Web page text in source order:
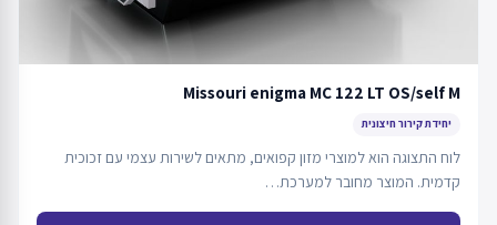
Missouri enigma MC 122 LT OS/self M
יחידת קירור חיצונית
לוח התצוגה הוא למוצרי מזון קפואים, מתאים לשירות עצמי עם זכוכית
קדמית. המוצר מחובר למערכת…